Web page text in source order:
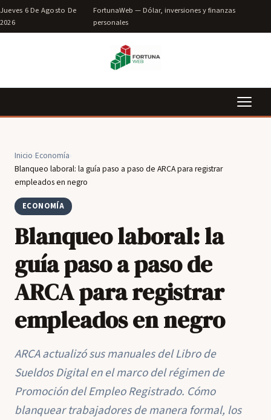
Jueves 6 De Agosto De
2026
FortunaWeb — Dólar, inversiones y finanzas
personales
Inicio Economía
Blanqueo laboral: la guía paso a paso de ARCA para registrar
empleados en negro
ECONOMÍA
Blanqueo laboral: la
guía paso a paso de
ARCA para registrar
empleados en negro
ARCA actualizó sus manuales del Libro de
Sueldos Digital en el marco del régimen de
Promoción del Empleo Registrado. Cómo
blanquear trabajadores de manera formal, los